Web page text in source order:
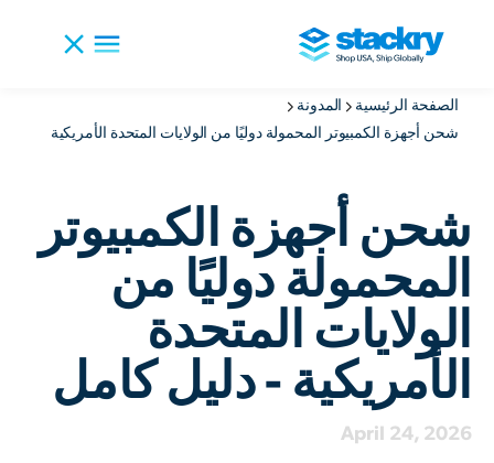
الصفحة الرئيسية
المدونة
شحن أجهزة الكمبيوتر المحمولة دوليًا من الولايات المتحدة الأمريكية
شحن أجهزة الكمبيوتر
المحمولة دوليًا من
الولايات المتحدة
الأمريكية - دليل كامل
April 24, 2026